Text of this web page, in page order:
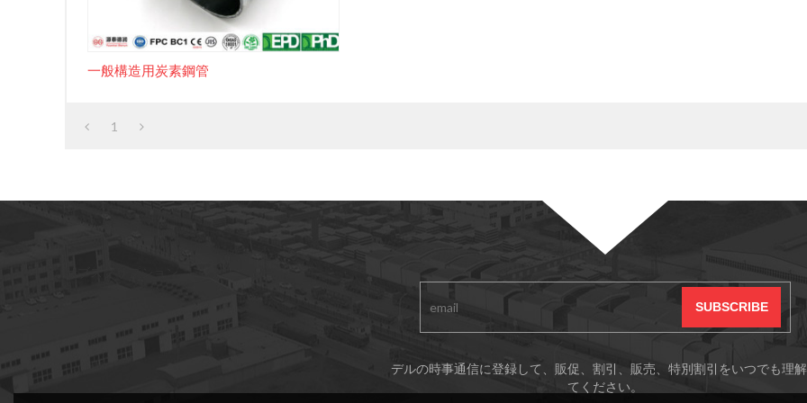
一般構造用炭素鋼管
1
デルの時事通信に登録して、販促、割引、販売、特別割引をいつでも理
てください。